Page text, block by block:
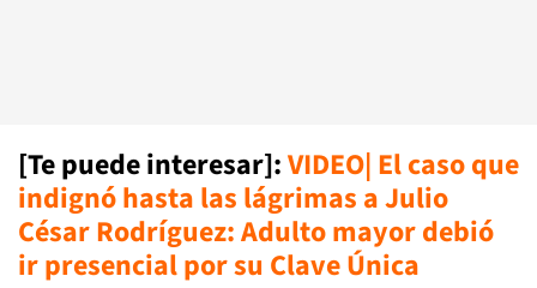
[Te puede interesar]:VIDEO| El caso que
indignó hasta las lágrimas a Julio
César Rodríguez: Adulto mayor debió
ir presencial por su Clave Única